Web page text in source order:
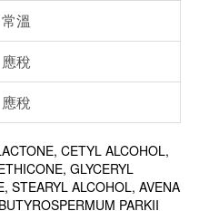
常溫
應稅
應稅
CETYL ALCOHOL,
GLYCERYL
STEARYL ALCOHOL, AVENA
PARKII